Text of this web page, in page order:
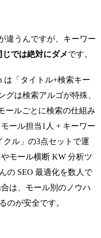
違うんですが、キーワー
じでは絶対にダメです。
は「タイトル+検索キー
グは検索アルゴが特殊、
ールごとに検索の仕組み
ール担当1人 + キーワー
クル」の3点セットで運
モール横断 KW 分析ツ
の SEO 最適化を数人で
は、モール別のノウハ
のが安全です。